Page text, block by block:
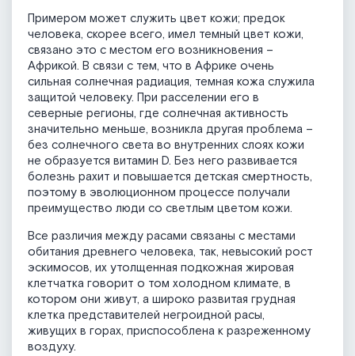
Примером может служить цвет кожи; предок
человека, скорее всего, имел темный цвет кожи,
связано это с местом его возникновения –
Африкой. В связи с тем, что в Африке очень
сильная солнечная радиация, темная кожа служила
защитой человеку. При расселении его в
северные регионы, где солнечная активность
значительно меньше, возникла другая проблема –
без солнечного света во внутренних слоях кожи
не образуется витамин D. Без него развивается
болезнь рахит и повышается детская смертность,
поэтому в эволюционном процессе получали
преимущество люди со светлым цветом кожи.
Все различия между расами связаны с местами
обитания древнего человека, так, невысокий рост
эскимосов, их утолщенная подкожная жировая
клетчатка говорит о том холодном климате, в
котором они живут, а широко развитая грудная
клетка представителей негроидной расы,
живущих в горах, приспособлена к разреженному
воздуху.